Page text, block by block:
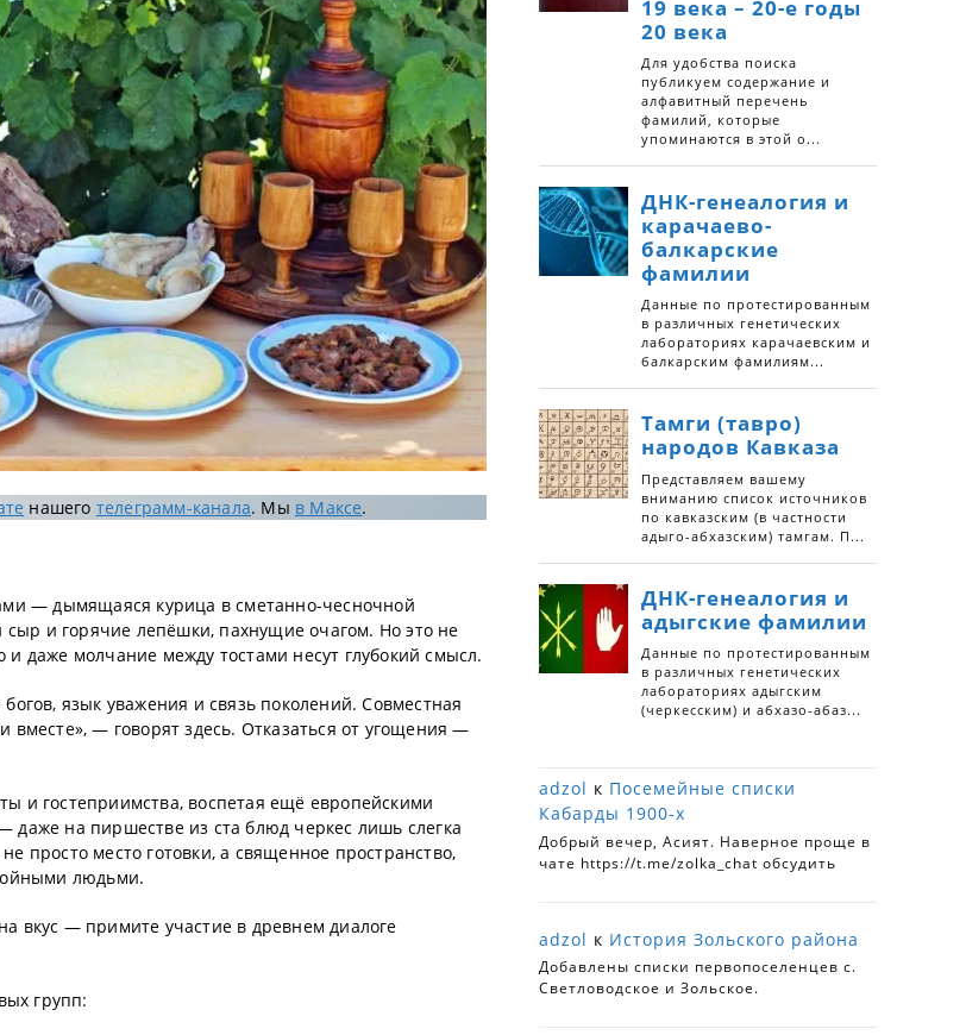
нашего телеграмм-канала. Мы в Максе.
— дымящаяся курица в сметанно-чесночной
и горячие лепёшки, пахнущие очагом. Но это не
даже молчание между тостами несут глубокий смысл.
язык уважения и связь поколений. Совместная
вместе», — говорят здесь. Отказаться от угощения —
и гостеприимства, воспетая ещё европейскими
даже на пиршестве из ста блюд черкес лишь слегка
просто место готовки, а священное пространство,
людьми.
вкус — примите участие в древнем диалоге
групп:
adzol к Посемейные списки
Кабарды 1900-х
Добрый вечер, Асият. Наверное проще в
чате https://t.me/zolka_chat обсудить
adzol к История Зольского района
Добавлены списки первопоселенцев с.
Светловодское и Зольское.